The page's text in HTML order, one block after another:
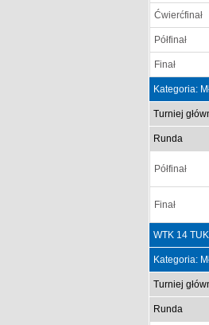
Ćwierćfinał
Półfinał
Finał
Kategoria:
Turniej
Runda
Półfinał
Finał
WTK 14
Kategoria:
Turniej
Runda